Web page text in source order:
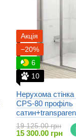
Акція
−20%
6
10
Нерухома
CPS-80 профіль
19 125.00 грн
15 300.00 грн